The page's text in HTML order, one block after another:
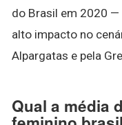
do Brasil em 2020 —
alto impacto no
Alpargatas e pela
Qual a média